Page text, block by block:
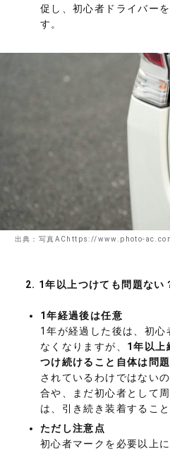
促し、初心者ドライバー
す。
出典：写真AChttps://www.photo-
2. 1年以上つけても問題ない
1年経過後は任意
1年が経過した後は、初
なくなりますが、 1年以上
つけ続けること自体は問
されているわけではない
合や、まだ初心者として
は、引き続き装着するこ
ただし注意点
初心者マークを必要以上